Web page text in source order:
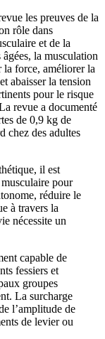
les preuves de la
rôle dans
et de la
la musculation
la force, améliorer la
abaisser la tension
pour le risque
revue a documenté
de 0,9 kg de
chez des adultes
il est
pour
réduire le
à travers la
nécessite un
capable de
fessiers et
groupes
La surcharge
l’amplitude de
de levier ou